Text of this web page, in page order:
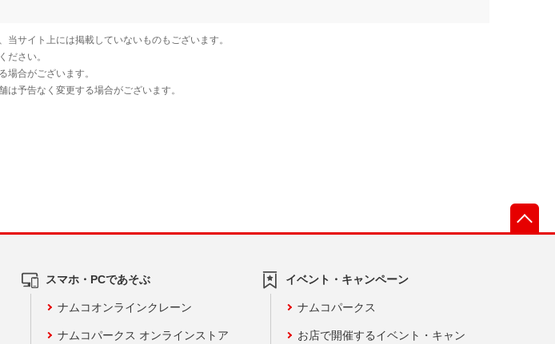
スマホ・PCであそぶ
ナムコオンラインクレーン
ナムコパークス オンラインストア
イベント・キャンペーン
ナムコパークス
お店で開催するイベント・キャン